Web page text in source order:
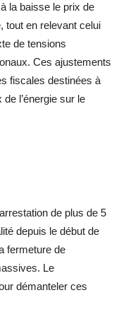
la baisse le prix de
tout en relevant celui
de tensions
Ces ajustements
fiscales destinées à
l’énergie sur le
de plus de 5
depuis le début de
fermeture de
Le
démanteler ces